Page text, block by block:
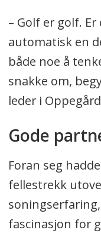
– Golf er golf.
automatisk en
både noe å
snakke om,
leder i
Gode
Foran seg
fellestrekk
fascinasjon for